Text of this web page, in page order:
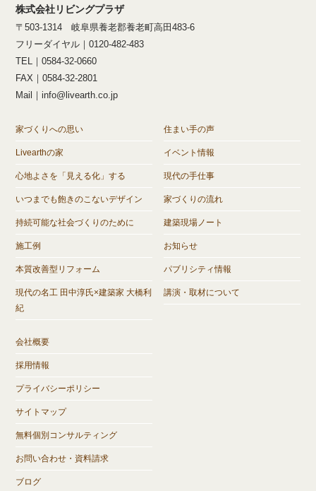
株式会社リビングプラザ
〒503-1314 岐阜県養老郡養老町高田483-6
フリーダイヤル｜0120-482-483
TEL｜0584-32-0660
FAX｜0584-32-2801
Mail｜info@livearth.co.jp
家づくりへの思い
Livearthの家
心地よさを「見える化」する
いつまでも飽きのこないデザイン
持続可能な社会づくりのために
施工例
本質改善型リフォーム
現代の名工 田中淳氏×建築家 大橋利
紀
住まい手の声
イベント情報
現代の手仕事
家づくりの流れ
建築現場ノート
お知らせ
パブリシティ情報
講演・取材について
会社概要
採用情報
プライバシーポリシー
サイトマップ
無料個別コンサルティング
お問い合わせ・資料請求
ブログ